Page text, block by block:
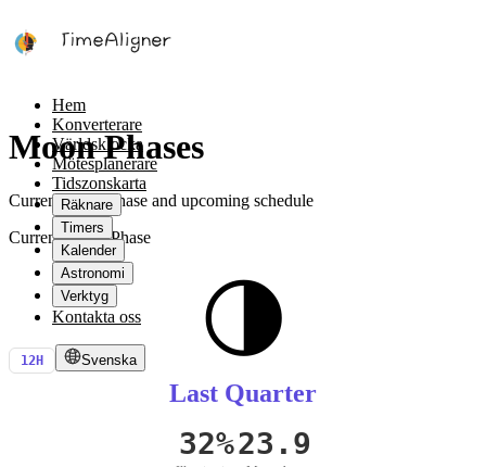
Hem
Konverterare
Världsklocka
Mötesplanerare
Tidszonskarta
Räknare
Timers
Kalender
Astronomi
Verktyg
Kontakta oss
12H Svenska
Moon Phases
Current moon phase and upcoming schedule
Current Moon Phase
🌗
Last Quarter
32%23.9